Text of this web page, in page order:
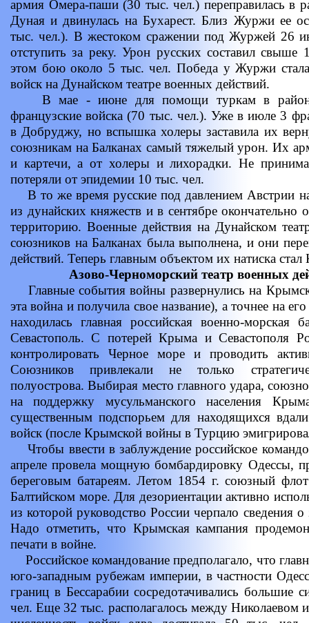
армия Омера-паши (30 тыс. чел.) переправилась в
Дуная и двинулась на Бухарест. Близ Журжи ее
тыс. чел.). В жестоком сражении под Журжей 26
отступить за реку. Урон русских составил
этом бою около 5 тыс. чел. Победа у Журжи
войск на Дунайском театре военных действий.
В мае - июне для помощи туркам в районе
французские войска (70 тыс. чел.). Уже в июле 3
в Добруджу, но вспышка холеры заставила их
союзникам на Балканах самый тяжелый урон. Их
и картечи, а от холеры и лихорадки. Не
потеряли от эпидемии 10 тыс. чел.
В то же время русские под давлением Австрии
из дунайских княжеств и в сентябре
территорию. Военные действия на Дунайском
союзников на Балканах была выполнена, и они
действий. Теперь главным объектом их натиска
Азово-Черноморский театр военных
Главные события войны развернулись на
эта война и получила свое название), а точнее на
находилась главная российская военно-
Севастополь. С потерей Крыма и Севастополя
контролировать Черное море и проводить
Союзников привлекали не только
полуострова. Выбирая место главного удара,
на поддержку мусульманского населения
существенным подспорьем для находящихся
войск (после Крымской войны в Турцию
Чтобы ввести в заблуждение российское
апреле провела мощную бомбардировку Одессы,
береговым батареям. Летом 1854 г. союзный
Балтийском море. Для дезориентации активно
из которой руководство России черпало сведения
Надо отметить, что Крымская кампания
печати в войне.
Российское командование предполагало, что
юго-западным рубежам империи, в частности
границ в Бессарабии сосредотачивались большие
чел. Еще 32 тыс. располагалось между